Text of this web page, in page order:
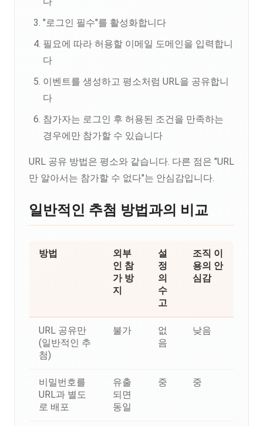
"로그인 필수"를 활성화합니다
필요에 따라 허용할 이메일 도메인을 입력합니
다
이벤트를 생성하고 평소처럼 URL을 공유합니
다
참가자는 로그인 후 허용된 조건을 만족하는
경우에만 참가할 수 있습니다
URL 공유 방법은 평소와 같습니다. 다른 점은 "URL
만 알아서는 참가할 수 없다"는 안심감입니다.
일반적인 추첨 방법과의 비교
방법
외부
인 참
가 방
지
설
정
의
수
고
조직 이
용의 안
심감
URL 공유만
(일반적인 추
첨)
불가
없
음
낮음
비밀번호를
URL과 별도
로 배포
유출
되면
동일
중 중